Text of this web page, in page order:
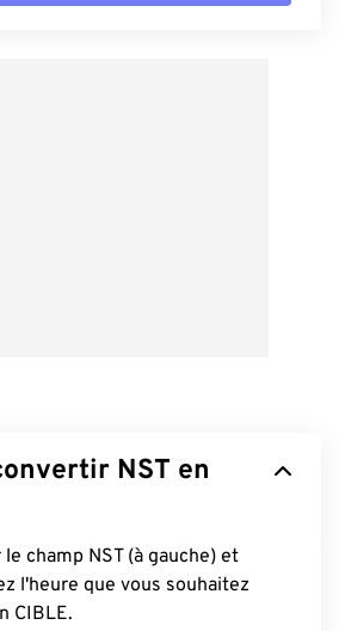
NST en
champ NST (à gauche) et
l'heure que vous souhaitez
CIBLE.